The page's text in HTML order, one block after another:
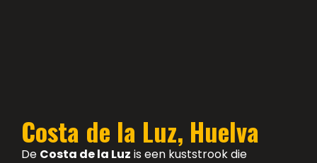
Costa de la Luz, Huelva
De Costa de la Luz is een kuststrook die